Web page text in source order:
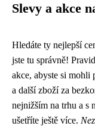
Slevy a akce
Hledáte ty nejlepší
jste tu správně!
akce, abyste si mohli
a další zboží za
nejnižším na trhu a s
ušetříte ještě více.